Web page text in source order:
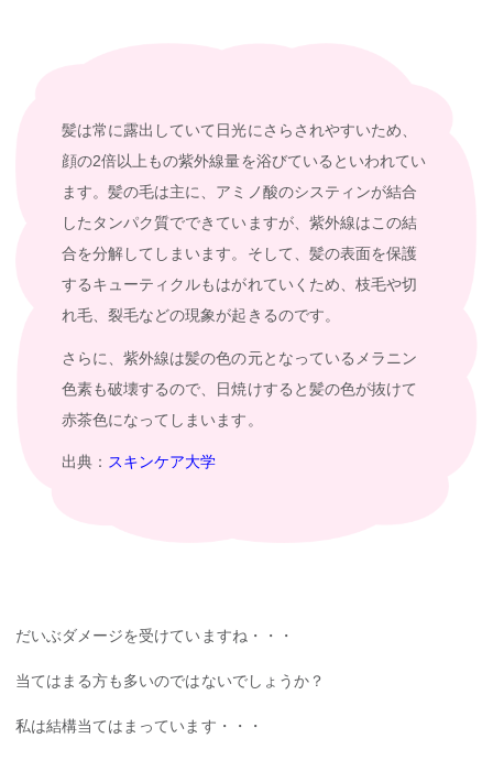
髪は常に露出していて日光にさらされやすいため、
顔の2倍以上もの紫外線量を浴びているといわれてい
ます。髪の毛は主に、アミノ酸のシスティンが結合
したタンパク質でできていますが、紫外線はこの結
合を分解してしまいます。そして、髪の表面を保護
するキューティクルもはがれていくため、枝毛や切
れ毛、裂毛などの現象が起きるのです。
さらに、紫外線は髪の色の元となっているメラニン
色素も破壊するので、日焼けすると髪の色が抜けて
赤茶色になってしまいます。
出典： スキンケア大学
だいぶダメージを受けていますね・・・
当てはまる方も多いのではないでしょうか？
私は結構当てはまっています・・・